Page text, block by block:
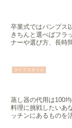
卒業式ではパンプス
きちんと選べばフラ
ナーや選び方、長時
ライフスタイル
蒸し器の代用は100
料理に挑戦したいあ
ッチンにあるものを